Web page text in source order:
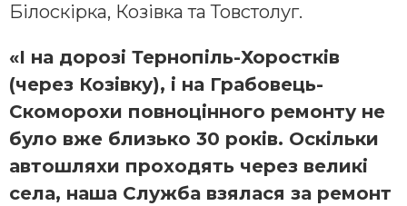
Білоскірка, Козівка та Товстолуг.
«І на дорозі Тернопіль-Хоростків
(через Козівку), і на Грабовець-
Скоморохи повноцінного ремонту не
було вже близько 30 років. Оскільки
автошляхи проходять через великі
села, наша Служба взялася за ремонт